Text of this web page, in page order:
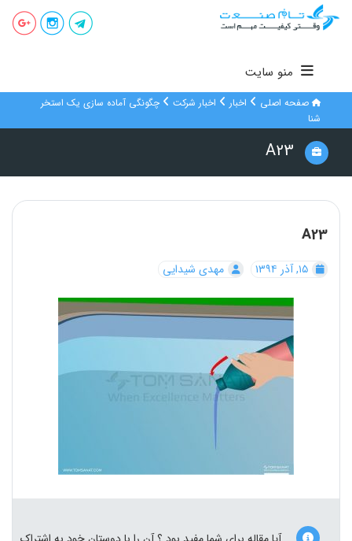
منو سایت
صفحه اصلی اخبار اخبار شرکت
چگونگی آماده سازی یک استخر
شنا
A23
A23
مهدی شیدایی